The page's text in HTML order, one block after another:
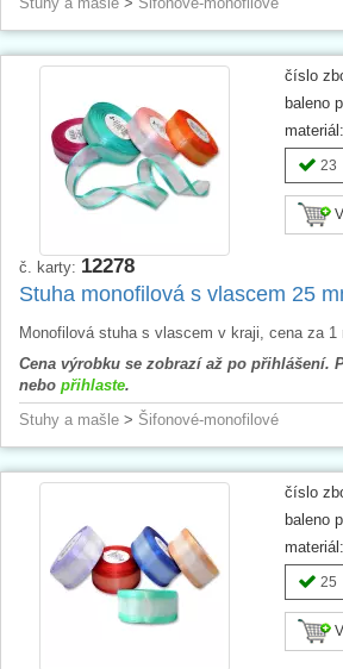
číslo
baleno
materiál:
23
č. karty: 12278
Stuha monofilová s vlascem 25
Monofilová stuha s vlascem v kraji, cena za 1
Cena výrobku se zobrazí až po přihlášení.
nebo přihlaste.
Stuhy a mašle > Šifonové-monofilové
číslo
baleno
materiál:
25